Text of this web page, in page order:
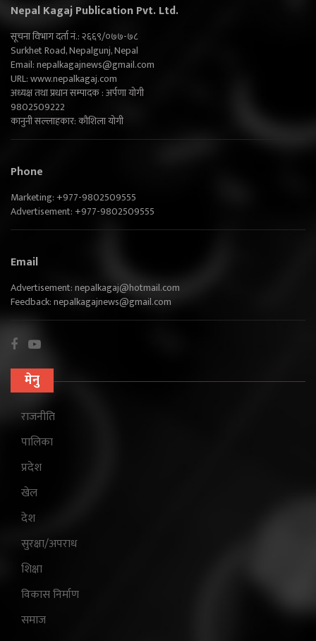
Nepal Kagaj Publication Pvt. Ltd.
सूचना विभाग दर्ता नं.: २६६९/०७७-७८
Surkhet Road, Nepalgunj, Nepal
Email:nepalkagajnews@gmail.com
URL: www.nepalkagaj.com
अध्यक्ष तथा प्रधान सम्पादक : अर्पणा योगी
9802509222
कानुनी सल्लाहकार: कौशिला योगी
Phone
Marketing: +977-9802509555
Advertisement: +977-9802509555
Email
Advertisement:nepalkagaj@hotmail.com
Feedback:nepalkagajnews@gmail.com
मेनु
राजनीति
पालिका
प्रदेश
खेल
देश
सुरक्षा/अपराध
शिक्षा
विकास निर्माण
समाज